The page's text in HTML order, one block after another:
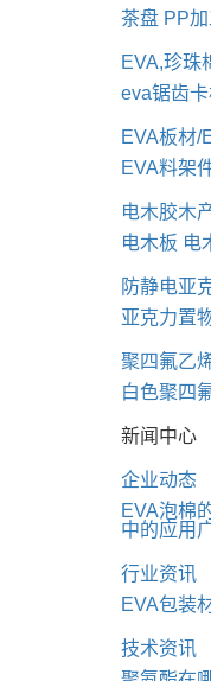
茶盘 PP
EVA,珍珠
eva锯齿
EVA板材/
EVA料架
电木胶木
电木板 电
防静电亚
亚克力置
聚四氟乙
白色聚四
新闻中心
企业动态
EVA泡棉
中的应用
行业资讯
EVA包装
技术资讯